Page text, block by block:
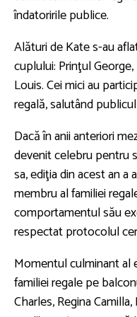
îndatoririle publice.
Alături de Kate s-au
cuplului: Prinţul
Louis. Cei mici au
regală, salutând
Dacă în anii anteriori
devenit celebru pentru
sa, ediţia din acest an
membru al familiei
comportamentul său
respectat protocolul
Momentul culminant al
familiei regale pe
Charles, Regina